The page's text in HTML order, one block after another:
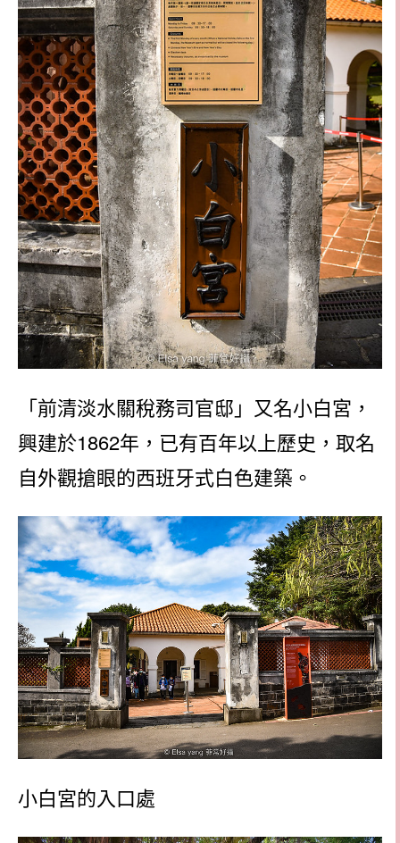
「前清淡水關稅務司官邸」又名小白宮，
興建於1862年，已有百年以上歷史，取名
自外觀搶眼的西班牙式白色建築。
小白宮的入口處